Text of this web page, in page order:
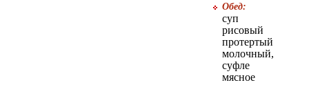
Обед:
суп
рисовый
протертый
молочный,
суфле
мясное